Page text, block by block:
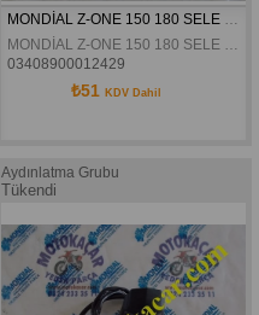
MONDİAL Z-ONE 150 180 SELE KİLİT MEKANIZMASI ORJİNAL
MONDİAL Z-ONE 150 180 SELE KİLİT MEKANIZMASI ORJİNAL
03408900012429
₺51 KDV Dahil
Aydınlatma Grubu
Tükendi